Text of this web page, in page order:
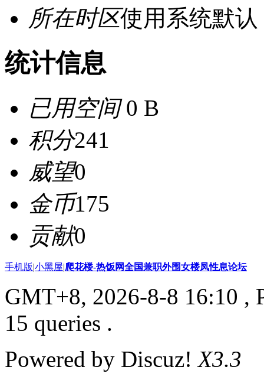
所在时区使用系统默认
统计信息
已用空间0 B
积分241
威望0
金币175
贡献0
手机版|小黑屋|爬花楼-热饭网全国兼职外围女楼凤性息论坛
GMT+8, 2026-8-8 16:10 ,
15 queries .
Powered by Discuz!X3.3